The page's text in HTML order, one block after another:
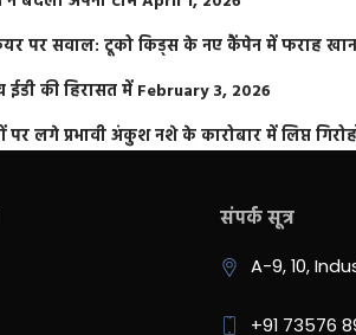
पर सवाल: टूको किड्स के नए कैंपेन में फराह
की हिरासत में February 3, 2026
पर लगे प्रभावी अंकुश नशे के कारोबार में लिप्त
संपर्क सूत्र
A-9, 10,
+91 73576